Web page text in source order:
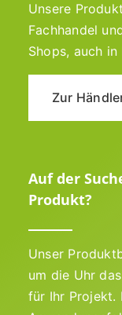
Unsere
Fachhandel
Shops, auch in
Zur
Auf der
Produkt?
Unser
um die Uhr
für Ihr Projekt.